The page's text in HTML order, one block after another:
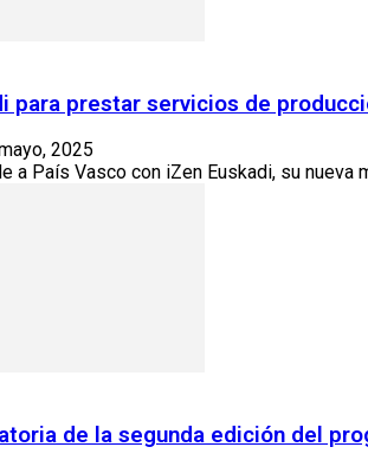
para prestar servicios de
2025
a País Vasco con iZen Euskadi, su
de la segunda edición del